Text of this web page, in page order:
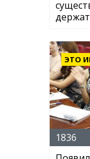
ЭТО
1836